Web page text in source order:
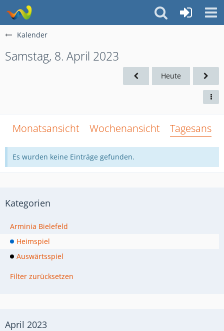
Kalender
Samstag, 8. April 2023
Heute
Monatsansicht Wochenansicht
Es wurden keine Einträge gefunden.
Kategorien
Arminia Bielefeld
Heimspiel
Auswärtsspiel
Filter zurücksetzen
April 2023